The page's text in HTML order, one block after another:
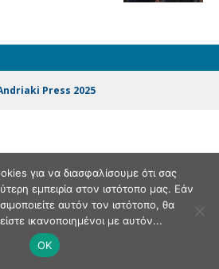
Press 2025
για να διασφαλίσουμε ότι σας
εμπειρία στον ιστότοπο μας. Εάν
αυτόν τον ιστότοπο, θα
ικανοποιημένοι με αυτόν...
OK